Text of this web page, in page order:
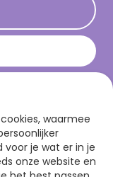
waarmee
voor je wat er in je
onze website en